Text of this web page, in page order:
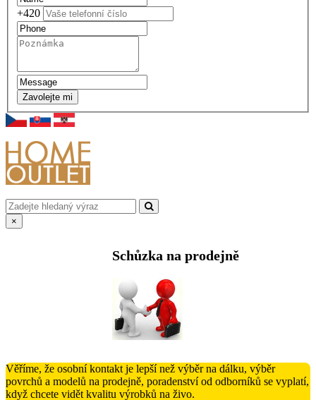
+420
Zavolejte mi
×
Schůzka na prodejně
Věříme, že osobní kontakt je lepší než výběr na dálku, výběr
povrchů a modelů na prodejně, poradenství od odborníků se vyplatí,
když chcete vidět kvalitu výrobků na živo.